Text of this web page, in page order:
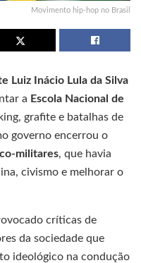
Movimento hip-hop no Brasil
Luiz Inácio Lula da Silva
a Escola Nacional de
grafite e batalhas de
governo encerrou o
militares, que havia
civismo e melhorar o
críticas de
da sociedade que
ideológico na condução